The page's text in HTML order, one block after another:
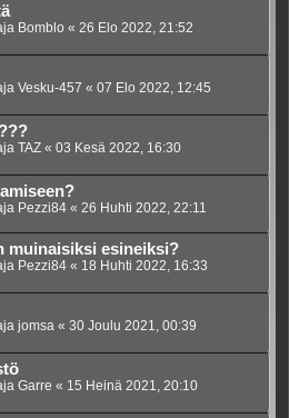
Bomblo « 26 Elo 2022, 21:52
Vesku-457 « 07 Elo 2022, 12:45
TAZ « 03 Kesä 2022, 16:30
Pezzi84 « 26 Huhti 2022, 22:11
muinaisiksi esineiksi?
Pezzi84 « 18 Huhti 2022, 16:33
jomsa « 30 Joulu 2021, 00:39
Garre « 15 Heinä 2021, 20:10